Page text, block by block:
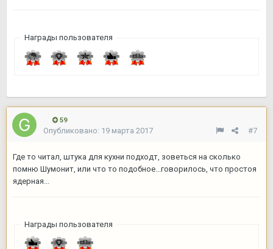
Награды пользователя
59
#7
Опубликовано: 19 марта 2017
Где то читал, штука для кухни подходт, зоветься на сколько
помню Шумонит, или что то подобное...говорилось, что простоя
ядерная...
Награды пользователя